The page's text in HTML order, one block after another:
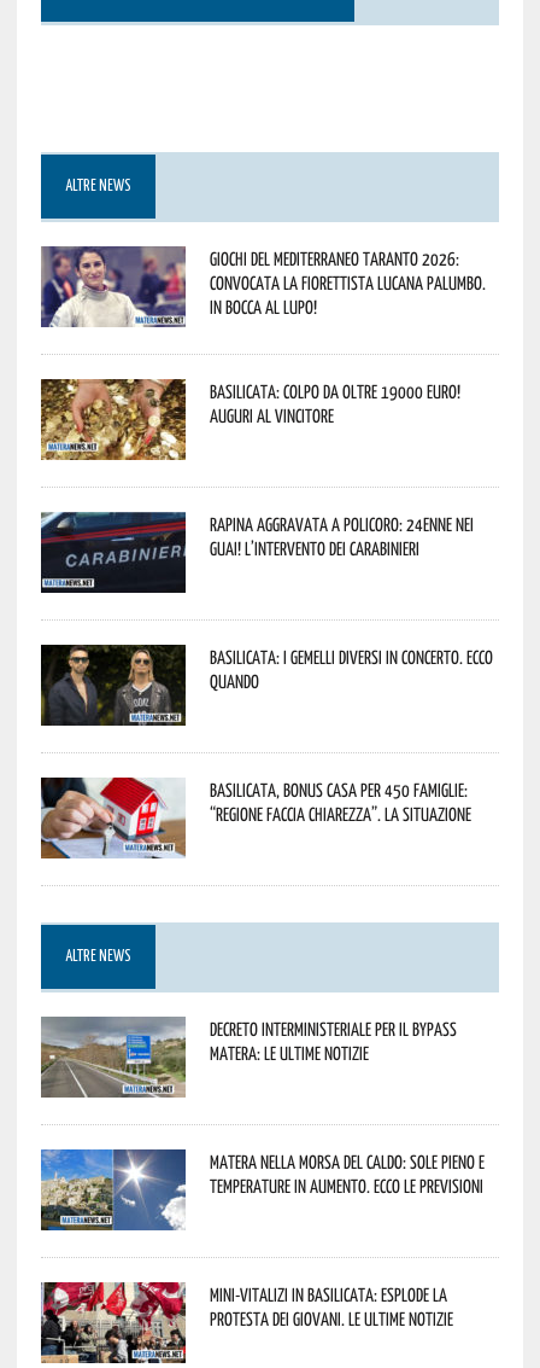
ALTRE NEWS
Giochi del Mediterraneo Taranto 2026:
convocata la fiorettista lucana Palumbo.
In bocca al lupo!
Basilicata: colpo da oltre 19000 Euro!
Auguri al vincitore
Rapina aggravata a Policoro: 24enne nei
guai! L’intervento dei Carabinieri
Basilicata: i Gemelli DiVersi in concerto. Ecco
quando
Basilicata, Bonus casa per 450 famiglie:
“Regione faccia chiarezza”. La situazione
ALTRE NEWS
Decreto interministeriale per il Bypass
Matera: le ultime notizie
Matera nella morsa del caldo: sole pieno e
temperature in aumento. Ecco le previsioni
Mini-vitalizi in Basilicata: esplode la
protesta dei giovani. Le ultime notizie